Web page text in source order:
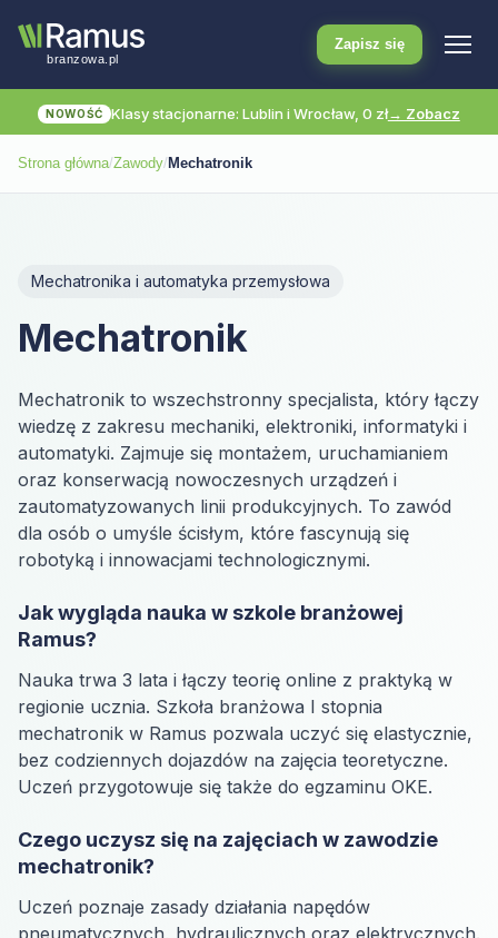
Zapisz się
NOWOŚĆ Klasy stacjonarne: Lublin i Wrocław, 0 zł→ Zobacz
Strona główna/Zawody/ Mechatronik
Mechatronika i automatyka przemysłowa
Mechatronik
Mechatronik to wszechstronny specjalista, który łączy
wiedzę z zakresu mechaniki, elektroniki, informatyki i
automatyki. Zajmuje się montażem, uruchamianiem
oraz konserwacją nowoczesnych urządzeń i
zautomatyzowanych linii produkcyjnych. To zawód
dla osób o umyśle ścisłym, które fascynują się
robotyką i innowacjami technologicznymi.
Jak wygląda nauka w szkole branżowej
Ramus?
Nauka trwa 3 lata i łączy teorię online z praktyką w
regionie ucznia. Szkoła branżowa I stopnia
mechatronik w Ramus pozwala uczyć się elastycznie,
bez codziennych dojazdów na zajęcia teoretyczne.
Uczeń przygotowuje się także do egzaminu OKE.
Czego uczysz się na zajęciach w zawodzie
mechatronik?
Uczeń poznaje zasady działania napędów
pneumatycznych, hydraulicznych oraz elektrycznych.